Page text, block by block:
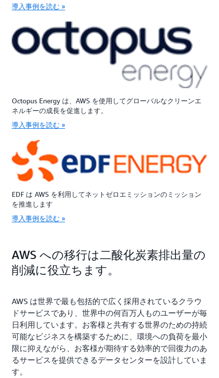
導入事例を読む »
Octopus Energy は、AWS を使用してグローバルなクリーンエ
ネルギーの成長を促進します。
導入事例を読む »
EDF は AWS を利用してネットゼロエミッションのミッション
を推進します
導入事例を読む »
AWS への移行は二酸化炭素排出量の
削減に役立ちます。
AWS は世界で最も包括的で広く採用されているクラウ
ドサービスであり、世界中の何百万人ものユーザーが毎
日利用しています。お客様と共有する世界のための持続
可能なビジネスを構築するために、環境への負荷を最小
限に抑えながら、お客様が期待する効率的で回復力のあ
るサービスを提供できるデータセンターを設計していま
す。